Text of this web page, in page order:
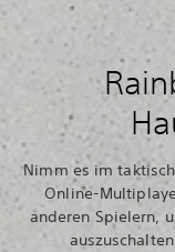
Nimm es im
Online-
anderen Spielern,